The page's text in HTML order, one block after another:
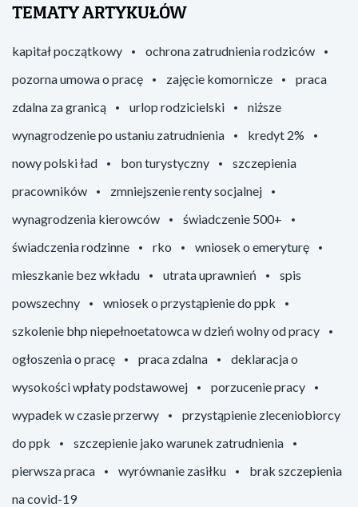
TEMATY ARTYKUŁÓW
kapitał początkowy
ochrona zatrudnienia rodziców
pozorna umowa o pracę
zajęcie komornicze
praca
zdalna za granicą
urlop rodzicielski
niższe
wynagrodzenie po ustaniu zatrudnienia
kredyt 2%
nowy polski ład
bon turystyczny
szczepienia
pracowników
zmniejszenie renty socjalnej
wynagrodzenia kierowców
świadczenie 500+
świadczenia rodzinne
rko
wniosek o emeryturę
mieszkanie bez wkładu
utrata uprawnień
spis
powszechny
wniosek o przystąpienie do ppk
szkolenie bhp niepełnoetatowca w dzień wolny od pracy
ogłoszenia o pracę
praca zdalna
deklaracja o
wysokości wpłaty podstawowej
porzucenie pracy
wypadek w czasie przerwy
przystąpienie zleceniobiorcy
do ppk
szczepienie jako warunek zatrudnienia
pierwsza praca
wyrównanie zasiłku
brak szczepienia
na covid-19